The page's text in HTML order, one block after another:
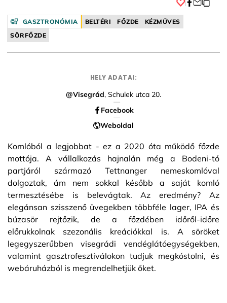
GASZTRONÓMIA BELTÉRI FŐZDE
KÉZMŰVES
SÖRFŐZDE
HELY ADATAI:
@Visegrád, Schulek utca 20.
Facebook
Weboldal
Komlóból a legjobbat - ez a 2020 óta működő főzde
mottója. A vállalkozás hajnalán még a Bodeni-tó
partjáról származó Tettnanger nemeskomlóval
dolgoztak, ám nem sokkal később a saját komló
termesztésébe is belevágtak. Az eredmény? Az
elegánsan szisszenő üvegekben többféle lager, IPA és
búzasör rejtőzik, de a főzdében időről-időre
előrukkolnak szezonális kreációkkal is. A söröket
legegyszerűbben visegrádi vendéglátóegységekben,
valamint gasztrofesztiválokon tudjuk megkóstolni, és
webáruházból is megrendelhetjük őket.